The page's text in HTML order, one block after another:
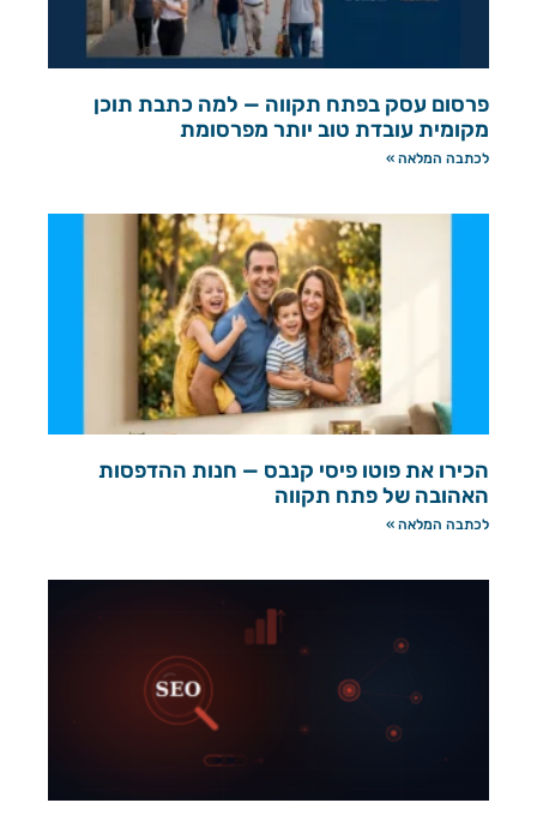
פרסום עסק בפתח תקווה — למה כתבת תוכן
מקומית עובדת טוב יותר מפרסומת
לכתבה המלאה »
הכירו את פוטו פיסי קנבס — חנות ההדפסות
האהובה של פתח תקווה
לכתבה המלאה »